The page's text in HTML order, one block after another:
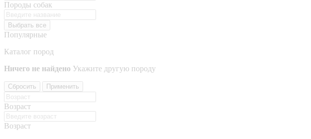
Породы собак
Выбрать все
Популярные
Каталог пород
Ничего не найдено Укажите другую породу
Сбросить Применить
Возраст
Возраст